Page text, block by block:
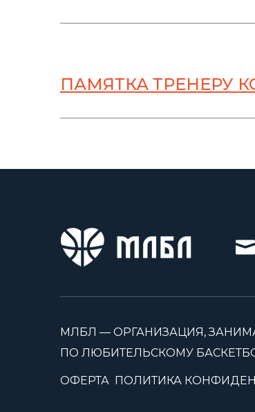
ПАМЯТКА ТРЕНЕРУ
МЛБЛ — ОРГАНИЗАЦИЯ,
ПО ЛЮБИТЕЛЬСКОМУ
ОФЕРТА ПОЛИТИКА